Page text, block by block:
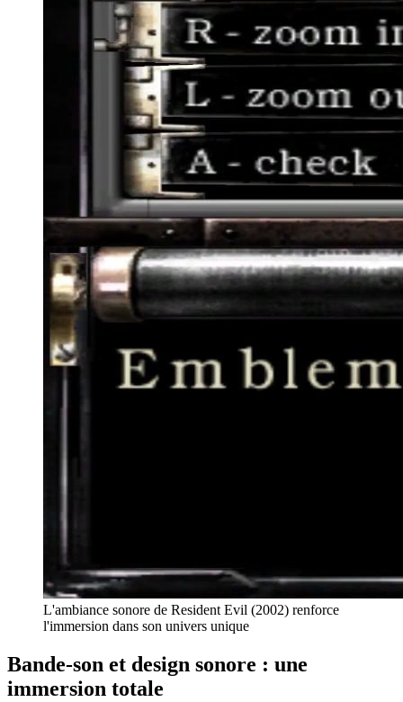
L'ambiance sonore de Resident Evil (2002) renforce
l'immersion dans son univers unique
Bande-son et design sonore : une
immersion totale